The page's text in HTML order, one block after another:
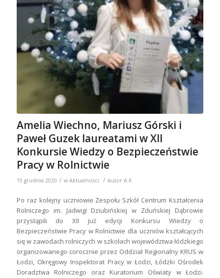
Amelia Wiechno, Mariusz Górski i
Paweł Guzek laureatami w XII
Konkursie Wiedzy o Bezpieczeństwie
Pracy w Rolnictwie
15 grudnia 2020 / w Aktualności / Autor A K
Po raz kolejny uczniowie Zespołu Szkół Centrum Kształcenia
Rolniczego im. Jadwigi Dziubińskiej w Zduńskiej Dąbrowie
przystąpili do XII już edycji Konkursu Wiedzy o
Bezpieczeństwie Pracy w Rolnictwie dla uczniów kształcących
się w zawodach rolniczych w szkołach województwa łódzkiego
organizowanego corocznie przez Oddział Regionalny KRUS w
Łodzi, Okręgowy Inspektorat Pracy w Łodzi, Łódzki Ośrodek
Doradztwa Rolniczego oraz Kuratorium Oświaty w Łodzi.